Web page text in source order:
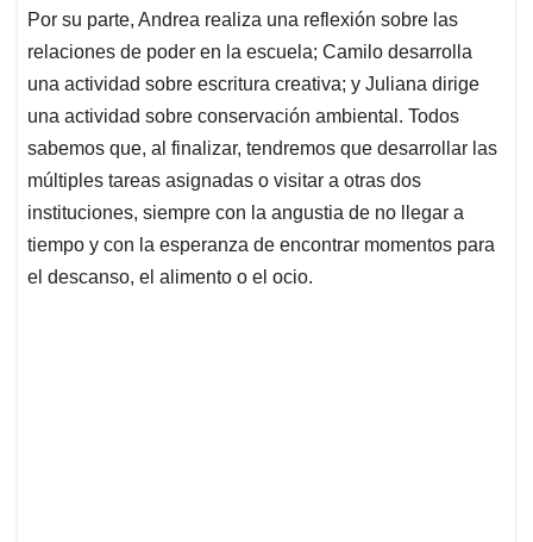
Por su parte, Andrea realiza una reflexión sobre las
relaciones de poder en la escuela; Camilo desarrolla
una actividad sobre escritura creativa; y Juliana dirige
una actividad sobre conservación ambiental. Todos
sabemos que, al finalizar, tendremos que desarrollar las
múltiples tareas asignadas o visitar a otras dos
instituciones, siempre con la angustia de no llegar a
tiempo y con la esperanza de encontrar momentos para
el descanso, el alimento o el ocio.